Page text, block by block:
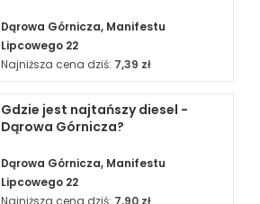
Dąrowa Górnicza, Manifestu
Lipcowego 22
Najniższa cena dziś: 7,39 zł
Gdzie jest najtańszy diesel -
Dąrowa Górnicza?
Dąrowa Górnicza, Manifestu
Lipcowego 22
Najniższa cena dziś: 7,90 zł